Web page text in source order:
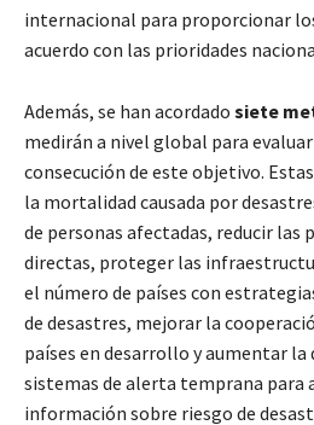
internacional para proporcionar
acuerdo con las prioridades
Además, se han acordado siete
medirán a nivel global para
consecución de este objetivo.
la mortalidad causada por
de personas afectadas, reducir las
directas, proteger las
el número de países con
de desastres, mejorar la
países en desarrollo y aumentar la
sistemas de alerta temprana para
información sobre riesgo de